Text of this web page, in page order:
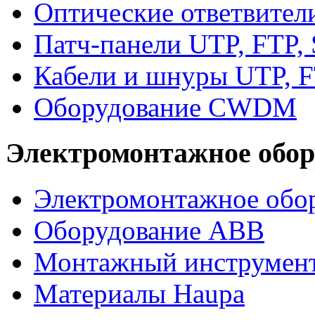
Оптические
Патч-панели UTP, FTP,
Кабели и шнуры UTP,
Оборудование CWDM
Электромонтажное
Электромонтажное
Оборудование ABB
Монтажный
Материалы Haupa